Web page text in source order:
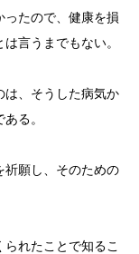
たので、健康を損
言うまでもない。
、そうした病気か
る。
願し、そのための
れたことで知るこ